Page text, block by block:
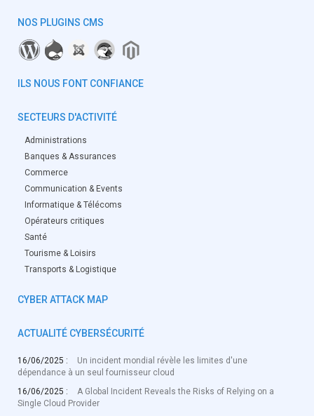
NOS PLUGINS CMS
ILS NOUS FONT CONFIANCE
SECTEURS D'ACTIVITÉ
Administrations
Banques & Assurances
Commerce
Communication & Events
Informatique & Télécoms
Opérateurs critiques
Santé
Tourisme & Loisirs
Transports & Logistique
CYBER ATTACK MAP
ACTUALITÉ CYBERSÉCURITÉ
16/06/2025 :
Un incident mondial révèle les limites d'une
dépendance à un seul fournisseur cloud
16/06/2025 :
A Global Incident Reveals the Risks of Relying on a
Single Cloud Provider